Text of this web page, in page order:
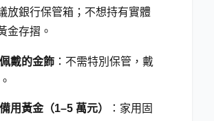
放銀行保管箱；不想持有實體
金存摺。
戴的金飾 ：不需特別保管，戴
用黃金（1–5 萬元）
：家用固